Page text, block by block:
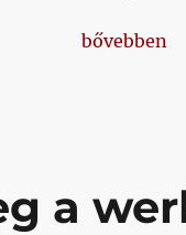
„Gebinben
bővebben
a